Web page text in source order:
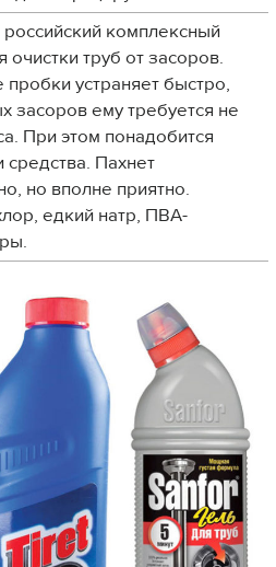
комплексный
очистки труб от засоров.
устраняет быстро,
засоров ему требуется не
При этом понадобится
средства. Пахнет
но вполне приятно.
едкий натр, ПВА-